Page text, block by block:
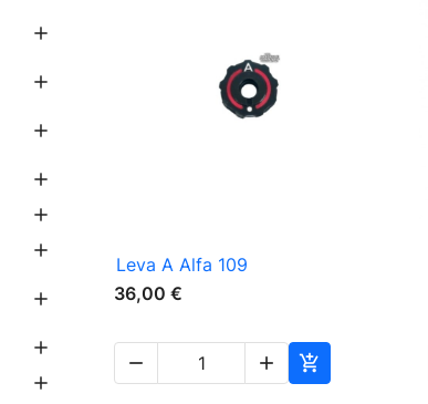
Vista rápida
Leva A Alfa 109
36,00 €
  